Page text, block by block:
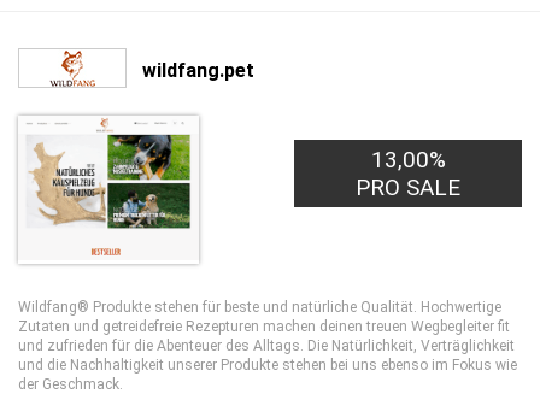
wildfang.pet
13,00%
PRO SALE
Wildfang® Produkte stehen für beste und natürliche Qualität. Hochwertige
Zutaten und getreidefreie Rezepturen machen deinen treuen Wegbegleiter fit
und zufrieden für die Abenteuer des Alltags. Die Natürlichkeit, Verträglichkeit
und die Nachhaltigkeit unserer Produkte stehen bei uns ebenso im Fokus wie
der Geschmack.